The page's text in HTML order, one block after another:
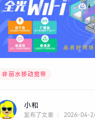
丽水移动宽带
小和
发布了文章 2026-04-